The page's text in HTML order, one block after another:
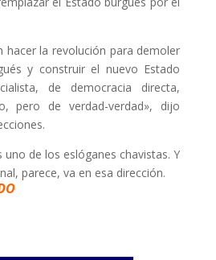
hacer la revolución para demoler
y construir el nuevo Estado
de democracia directa,
pero de verdad-verdad», dijo
uno de los eslóganes chavistas. Y
parece, va en esa dirección.